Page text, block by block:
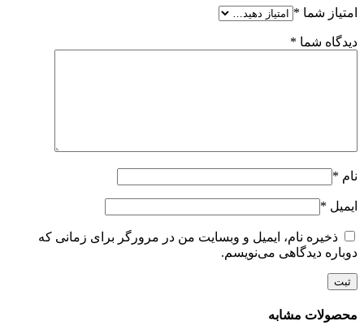
امتیاز شما *
دیدگاه شما *
نام *
ایمیل *
ذخیره نام، ایمیل و وبسایت من در مرورگر برای زمانی که
دوباره دیدگاهی می‌نویسم.
محصولات مشابه